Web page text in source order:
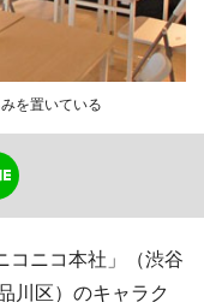
を置いている
ニコ本社」（渋谷
川区）のキャラク